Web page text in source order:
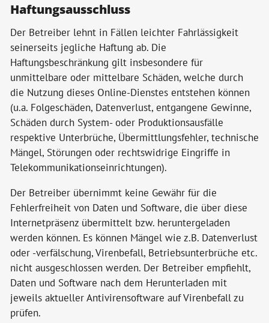
Haftungsausschluss
Der Betreiber lehnt in Fällen leichter Fahrlässigkeit
seinerseits jegliche Haftung ab. Die
Haftungsbeschränkung gilt insbesondere für
unmittelbare oder mittelbare Schäden, welche durch
die Nutzung dieses Online-Dienstes entstehen können
(u.a. Folgeschäden, Datenverlust, entgangene Gewinne,
Schäden durch System- oder Produktionsausfälle
respektive Unterbrüche, Übermittlungsfehler, technische
Mängel, Störungen oder rechtswidrige Eingriffe in
Telekommunikationseinrichtungen).
Der Betreiber übernimmt keine Gewähr für die
Fehlerfreiheit von Daten und Software, die über diese
Internetpräsenz übermittelt bzw. heruntergeladen
werden können. Es können Mängel wie z.B. Datenverlust
oder -verfälschung, Virenbefall, Betriebsunterbrüche etc.
nicht ausgeschlossen werden. Der Betreiber empfiehlt,
Daten und Software nach dem Herunterladen mit
jeweils aktueller Antivirensoftware auf Virenbefall zu
prüfen.